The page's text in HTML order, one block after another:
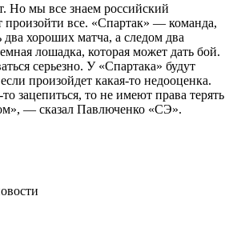
Но мы все знаем российский
произойти все. «Спартак» — команда,
хороших матча, а следом два
лошадка, которая может дать бой.
серьезно. У «Спартака» будут
произойдет какая-то недооценка.
зацепиться, то не имеют права терять
— сказал Павлюченко «СЭ».